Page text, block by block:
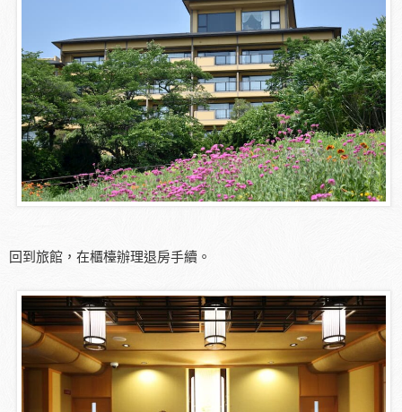
回到旅館，在櫃檯辦理退房手續。